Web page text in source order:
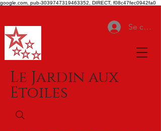
google.com, pub-3039747319463352, DIRECT, f08c47fec0942fa0
Se
Le Jardin aux
Etoiles